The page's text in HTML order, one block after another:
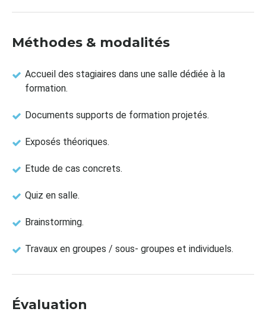
Méthodes & modalités
Accueil des stagiaires dans une salle dédiée à la
formation.
Documents supports de formation projetés.
Exposés théoriques.
Etude de cas concrets.
Quiz en salle.
Brainstorming.
Travaux en groupes / sous- groupes et individuels.
Évaluation